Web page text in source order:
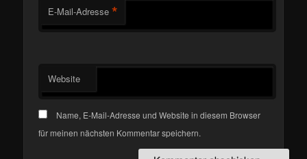
E-Mail-Adresse *
Website
Name, E-Mail-Adresse und Website in diesem Browser
für meinen nächsten Kommentar speichern.